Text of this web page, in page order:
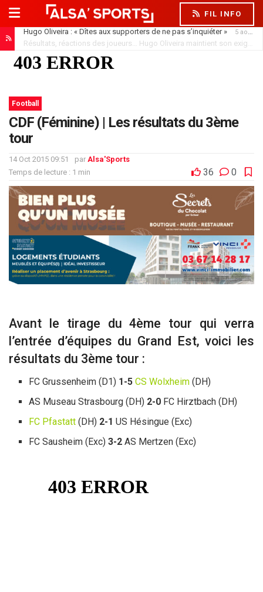
FIL INFO
Résultats, réactions des joueurs… Hugo Oliveira maintient son exigence
Football
CDF (Féminine) | Les résultats du 3ème
tour
14 Oct 2015 09:51 par Alsa'Sports
Temps de lecture : 1 min
36 0
Avant le tirage du 4ème tour qui verra
l’entrée d’équipes du Grand Est, voici les
résultats du 3ème tour :
FC Grussenheim (D1) 1-5 CS Wolxheim (DH)
AS Museau Strasbourg (DH) 2-0 FC Hirztbach (DH)
FC Pfastatt (DH) 2-1 US Hésingue (Exc)
FC Sausheim (Exc) 3-2 AS Mertzen (Exc)